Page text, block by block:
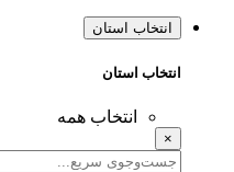
انتخاب استان
انتخاب استان
انتخاب همه
×